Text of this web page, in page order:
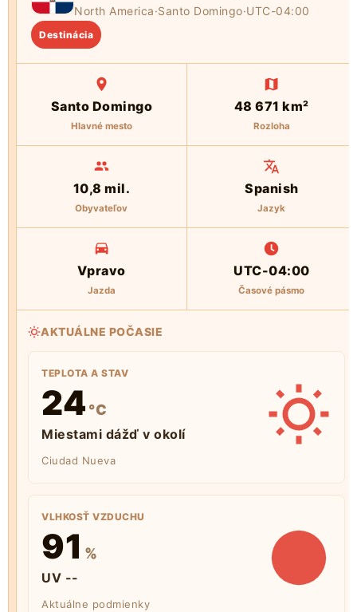
North America·Santo Domingo·UTC-04:00
Destinácia
Santo Domingo
Hlavné mesto
48 671 km²
Rozloha
10,8 mil.
Obyvateľov
Spanish
Jazyk
Vpravo
Jazda
UTC-04:00
Časové pásmo
AKTUÁLNE POČASIE
TEPLOTA A STAV
24 °C
Miestami dážď v okolí
Ciudad Nueva
VLHKOSŤ VZDUCHU
91 %
UV --
Aktuálne podmienky